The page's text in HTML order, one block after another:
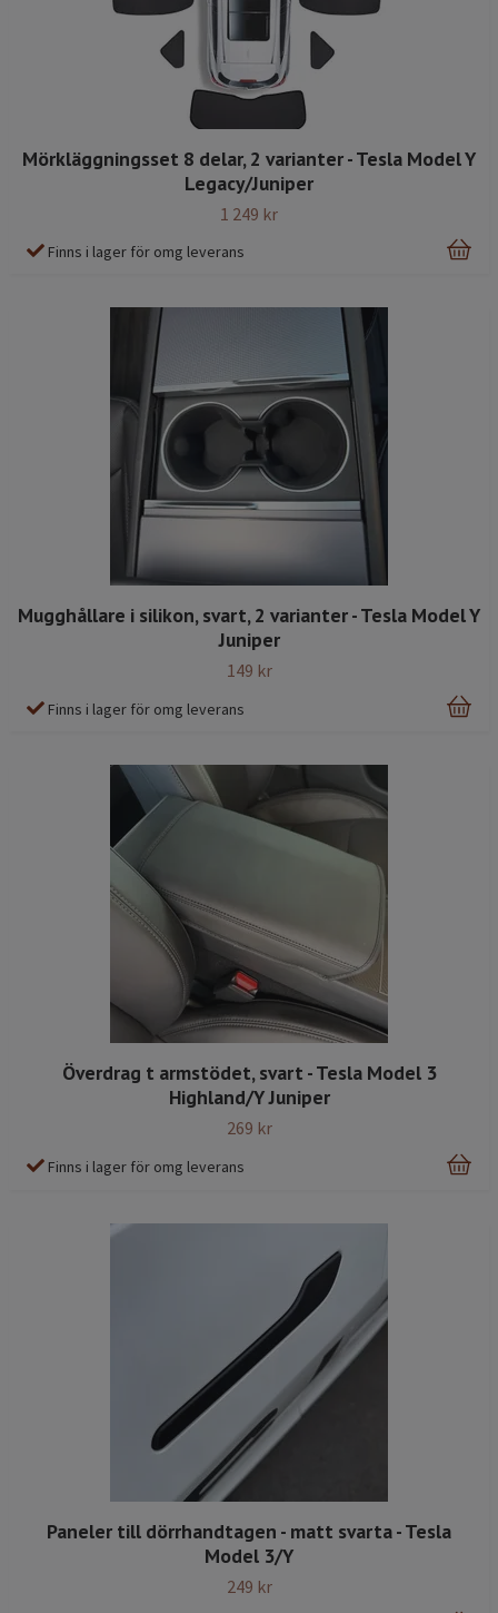
Mörkläggningsset 8 delar, 2 varianter - Tesla Model Y
Legacy/Juniper
1 249 kr
Finns i lager för omg leverans
Mugghållare i silikon, svart, 2 varianter - Tesla Model Y
Juniper
149 kr
Finns i lager för omg leverans
Överdrag t armstödet, svart - Tesla Model 3
Highland/Y Juniper
269 kr
Finns i lager för omg leverans
Paneler till dörrhandtagen - matt svarta - Tesla
Model 3/Y
249 kr